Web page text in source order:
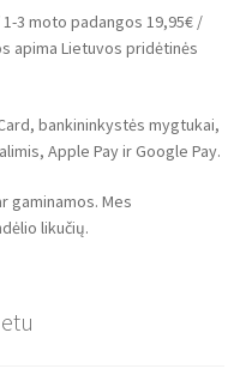
3 moto padangos 19,95€ /
apima Lietuvos pridėtinės
bankininkystės mygtukai,
Apple Pay ir Google Pay.
gaminamos. Mes
likučių.